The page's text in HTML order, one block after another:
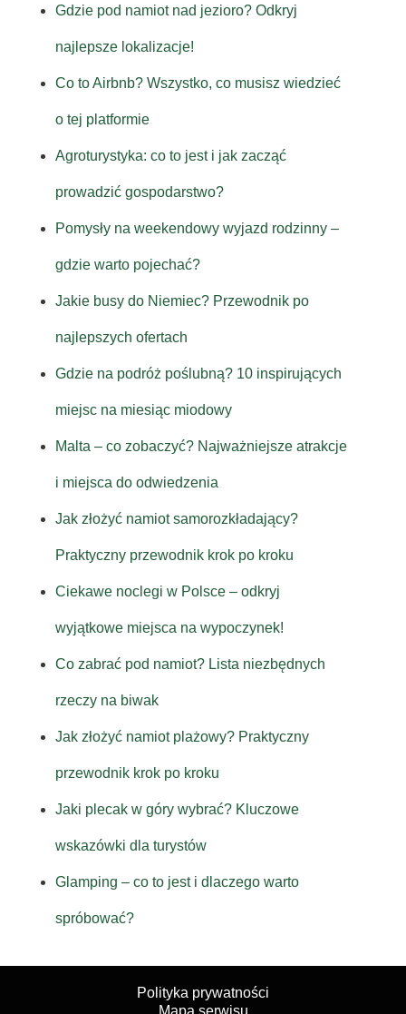
Gdzie pod namiot nad jezioro? Odkryj
najlepsze lokalizacje!
Co to Airbnb? Wszystko, co musisz wiedzieć
o tej platformie
Agroturystyka: co to jest i jak zacząć
prowadzić gospodarstwo?
Pomysły na weekendowy wyjazd rodzinny –
gdzie warto pojechać?
Jakie busy do Niemiec? Przewodnik po
najlepszych ofertach
Gdzie na podróż poślubną? 10 inspirujących
miejsc na miesiąc miodowy
Malta – co zobaczyć? Najważniejsze atrakcje
i miejsca do odwiedzenia
Jak złożyć namiot samorozkładający?
Praktyczny przewodnik krok po kroku
Ciekawe noclegi w Polsce – odkryj
wyjątkowe miejsca na wypoczynek!
Co zabrać pod namiot? Lista niezbędnych
rzeczy na biwak
Jak złożyć namiot plażowy? Praktyczny
przewodnik krok po kroku
Jaki plecak w góry wybrać? Kluczowe
wskazówki dla turystów
Glamping – co to jest i dlaczego warto
spróbować?
Polityka prywatności